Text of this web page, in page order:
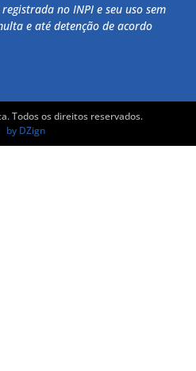
no INPI e seu uso sem
e até detenção de acordo
Todos os direitos reservados.
by DZign